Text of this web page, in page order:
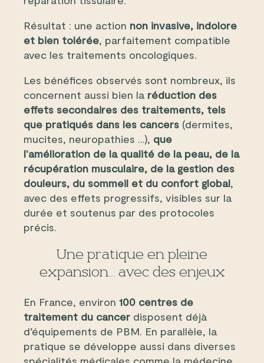
Résultat : une action non invasive, indolore
et bien tolérée, parfaitement compatible
avec les traitements oncologiques.
Les bénéfices observés sont nombreux, ils
concernent aussi bien la réduction des
effets secondaires des traitements, tels
que pratiqués dans les cancers (dermites,
mucites, neuropathies ...), que
l'amélioration de la qualité de la peau, de la
récupération musculaire, de la gestion des
douleurs, du sommeil et du confort global,
avec des effets progressifs, visibles sur la
durée et soutenus par des protocoles
précis.
Une pratique en pleine
expansion… avec des enjeux
En France, environ 100 centres de
traitement du cancer disposent déjà
d’équipements de PBM. En parallèle, la
pratique se développe aussi dans diverses
spécialités médicales comme la médecine